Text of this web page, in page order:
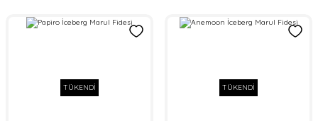
TÜKENDİ TÜKENDİ